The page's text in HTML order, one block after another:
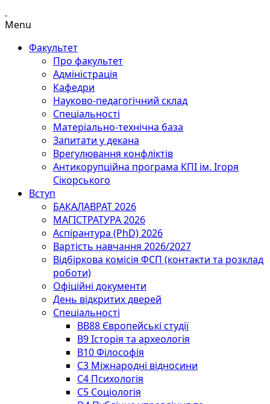
Menu
Факультет
Про факультет
Адміністрація
Кафедри
Науково-педагогічний склад
Спеціальності
Матеріально-технічна база
Запитати у декана
Врегулювання конфліктів
Антикорупційна програма КПІ ім. Ігоря
Сікорського
Вступ
БАКАЛАВРАТ 2026
МАГІСТРАТУРА 2026
Аспірантура (PhD) 2026
Вартість навчання 2026/2027
Відбіркова комісія ФСП (контакти та розклад
роботи)
Офіційні документи
День відкритих дверей
Спеціальності
BВ88 Європейські студії
B9 Історія та археологія
B10 Філософія
C3 Міжнародні відносини
C4 Психологія
С5 Соціологія